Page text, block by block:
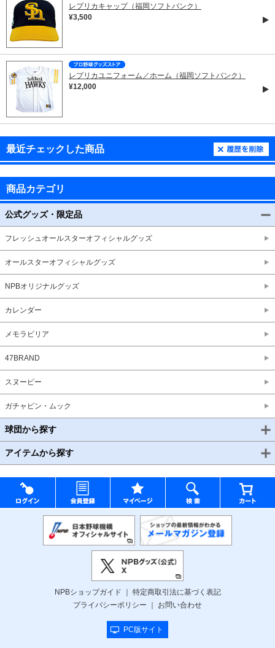
レプリカキャップ（福岡ソフトバンク）
¥3,500
レプリカユニフォーム／ホーム（福岡ソフトバンク）
¥12,000
最近チェックした商品
商品カテゴリ
公式グッズ・限定品
フレッシュオールスターオフィシャルグッズ
オールスターオフィシャルグッズ
NPBオリジナルグッズ
カレンダー
メモラビリア
47BRAND
スヌーピー
ガチャピン・ムック
球団から探す
アイテムから探す
NPBショップガイド
特定商取引法に基づく表記
プライバシーポリシー
お問い合わせ
PC版サイト